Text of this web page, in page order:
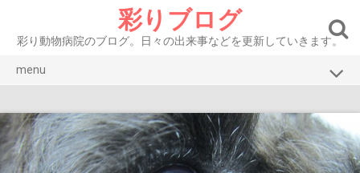
content
彩りブログ
彩り動物病院のブログ。日々の出来事などを更新していきます。
menu
彩り動物病院HP
お知らせ